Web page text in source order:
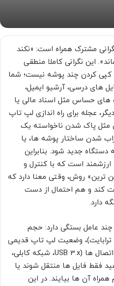
مشترک همراه است: «نکند
این نگرانی کاملا منطقی
کپی کردن چند پوشه نیست؛ شما
های درسی، آرشیو ایمیل،
های حساس مثل اسناد مالی یا
عجله برای راه اندازی لپ تاپ
مثل پاک شدن ناخواسته یک
شدن ساختار پوشه ها، یا
دستگاه جدید شود. بنابراین
ارزشمند است که با کنترل و
ترین» روش، وقتی معنا دارد که
کند و هم احتمال از دست
دارد.
چند عامل بستگی دارد: حجم
اطلاعات (مثلا 50 گیگابایت یا 2 ترابایت)، وضعیت لپ تاپ قدیمی
(سالم، کند، یا نیمه خراب)، نوع اتصال ها (USB 3.x، شبکه کابلی،
فقط فایل ها منتقل شوند یا
آن ها بیایند. در این